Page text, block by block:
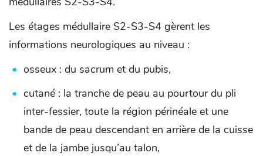
Les étages médullaire S2-S3-S4 gèrent les
informations neurologiques au niveau :
osseux : du sacrum et du pubis,
cutané : la tranche de peau au pourtour du pli
inter-fessier, toute la région périnéale et une
bande de peau descendant en arrière de la cuisse
et de la jambe jusqu’au talon,